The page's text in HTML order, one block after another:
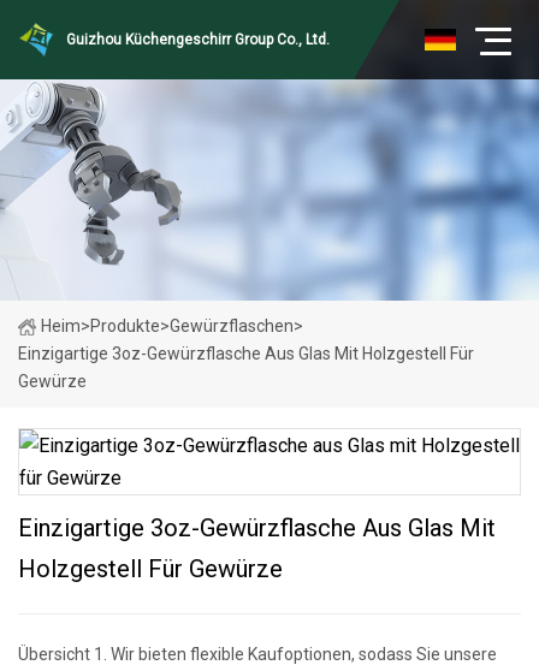
Guizhou Küchengeschirr Group Co., Ltd.
Heim>Produkte>Gewürzflaschen>
Einzigartige 3oz-Gewürzflasche Aus Glas Mit Holzgestell Für
Gewürze
Einzigartige 3oz-Gewürzflasche Aus Glas Mit
Holzgestell Für Gewürze
Übersicht 1. Wir bieten flexible Kaufoptionen, sodass Sie unsere